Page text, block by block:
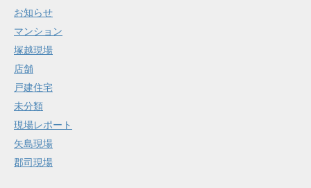
お知らせ
マンション
塚越現場
店舗
戸建住宅
未分類
現場レポート
矢島現場
郡司現場